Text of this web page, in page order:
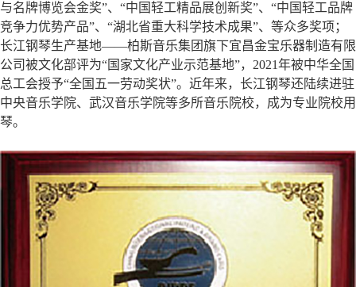
与名牌博览会金奖”、“中国轻工精品展创新奖”、“中国轻工品牌
竞争力优势产品”、“湖北省重大科学技术成果”、等众多奖项；
长江钢琴生产基地——柏斯音乐集团旗下宜昌金宝乐器制造有限
公司被文化部评为“国家文化产业示范基地”，2021年被中华全国
总工会授予“全国五一劳动奖状”。近年来，长江钢琴还陆续进驻
中央音乐学院、武汉音乐学院等多所音乐院校，成为专业院校用
琴。